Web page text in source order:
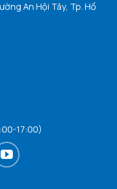
An Hội Tây, Tp. Hồ
17:00)